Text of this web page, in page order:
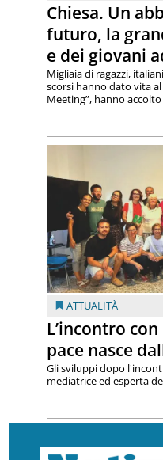
Chiesa. Un
futuro, la
e dei giovani
Migliaia di ragazzi,
scorsi hanno dato vita al
Meeting”, hanno
ATTUALITÀ
L’incontro
pace nasce
Gli sviluppi dopo
mediatrice ed esperta